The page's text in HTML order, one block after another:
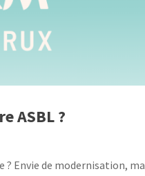
ASBL ?
? Envie de modernisation,